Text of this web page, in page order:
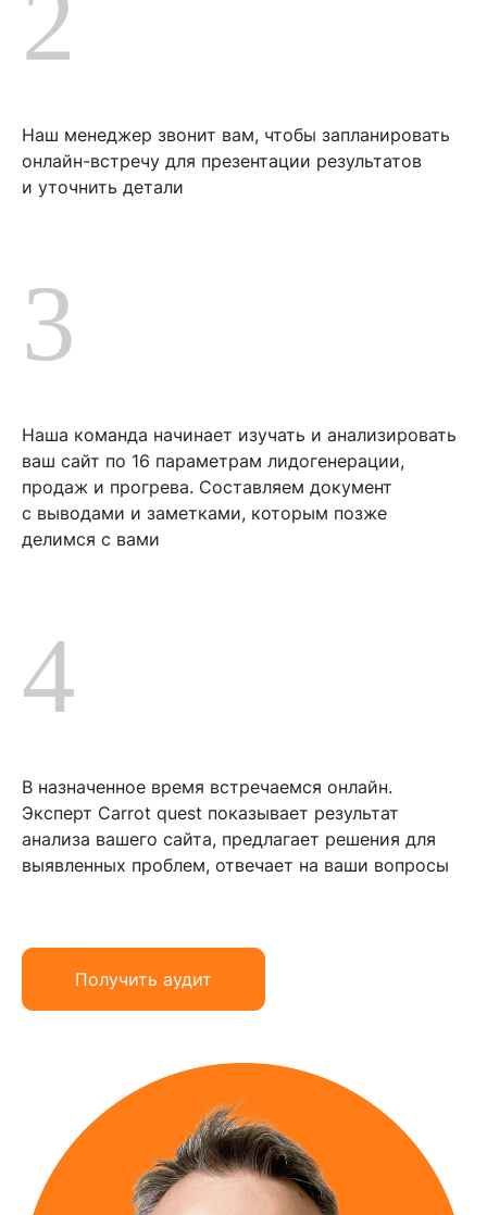
Наш менеджер звонит вам, чтобы запланировать
онлайн-встречу для презентации результатов
и уточнить детали
3
Наша команда начинает изучать и анализировать
ваш сайт по 16 параметрам лидогенерации,
продаж и прогрева. Составляем документ
с выводами и заметками, которым позже
делимся с вами
4
В назначенное время встречаемся онлайн.
Эксперт Carrot quest показывает результат
анализа вашего сайта, предлагает решения для
выявленных проблем, отвечает на ваши вопросы
Получить аудит